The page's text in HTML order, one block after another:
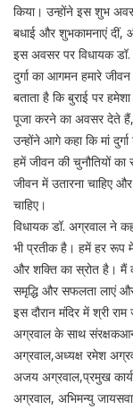
किया। उन्होंने इस शुभ
बधाई और शुभकामनाएं दीं,
इस अवसर पर विधायक
दुर्गा का आगमन हमारे
बताता है कि बुराई पर
पूजा करने का अवसर देते
उन्होंने आगे कहा कि मां
हमें जीवन की चुनौतियों
जीवन में उतारना चाहिए
चाहिए।
विधायक डॉ. अग्रवाल ने
भी प्रतीक है। हमें हर रूप में
और शक्ति का स्रोत है। मैं
समृद्धि और सफलता लाएं
इस दौरान मंदिर में श्री
अग्रवाल के साथ
अग्रवाल,अध्यक्ष रमेश
अजय अग्रवाल,प्रमुख
अग्रवाल, अभिमन्यु